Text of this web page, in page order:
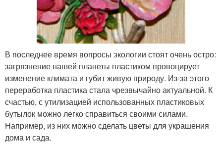
В последнее время вопросы экологии стоят очень остро:
загрязнение нашей планеты пластиком провоцирует
изменение климата и губит живую природу. Из-за этого
переработка пластика стала чрезвычайно актуальной. К
счастью, с утилизацией использованных пластиковых
бутылок можно легко справиться своими силами.
Например, из них можно сделать цветы для украшения
дома и сада.